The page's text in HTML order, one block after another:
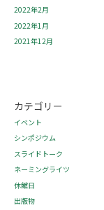
2022年2月
2022年1月
2021年12月
カテゴリー
イベント
シンポジウム
スライドトーク
ネーミングライツ
休館日
出版物